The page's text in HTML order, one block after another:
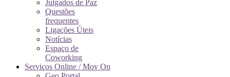
Julgados de Paz
Questões
frequentes
Ligações Úteis
Notícias
Espaço de
Coworking
Serviços Online / Mov On